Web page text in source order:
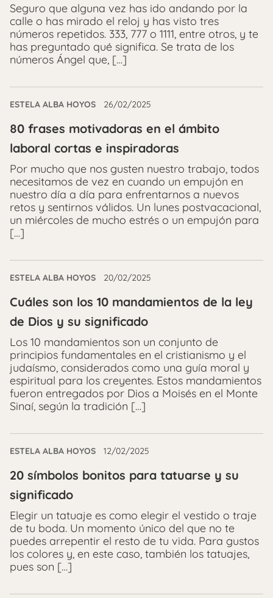
Seguro que alguna vez has ido andando por la
calle o has mirado el reloj y has visto tres
números repetidos. 333, 777 o 1111, entre otros, y te
has preguntado qué significa. Se trata de los
números Ángel que, […]
ESTELA ALBA HOYOS 26/02/2025
80 frases motivadoras en el ámbito
laboral cortas e inspiradoras
Por mucho que nos gusten nuestro trabajo, todos
necesitamos de vez en cuando un empujón en
nuestro día a día para enfrentarnos a nuevos
retos y sentirnos válidos. Un lunes postvacacional,
un miércoles de mucho estrés o un empujón para
[…]
ESTELA ALBA HOYOS 20/02/2025
Cuáles son los 10 mandamientos de la ley
de Dios y su significado
Los 10 mandamientos son un conjunto de
principios fundamentales en el cristianismo y el
judaísmo, considerados como una guía moral y
espiritual para los creyentes. Estos mandamientos
fueron entregados por Dios a Moisés en el Monte
Sinaí, según la tradición […]
ESTELA ALBA HOYOS 12/02/2025
20 símbolos bonitos para tatuarse y su
significado
Elegir un tatuaje es como elegir el vestido o traje
de tu boda. Un momento único del que no te
puedes arrepentir el resto de tu vida. Para gustos
los colores y, en este caso, también los tatuajes,
pues son […]